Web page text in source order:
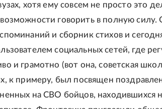
хотя ему совсем не просто это
говорить в полную силу.
и сборник стихов и
социальных сетей, где
и грамотно (вот она, советская
к примеру, был посвящен
на СВО бойцов, находившихся